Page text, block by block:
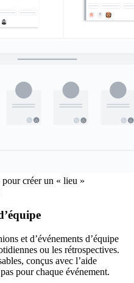
pour créer un « lieu »
et d’événements d’équipe
ou les rétrospectives.
conçus avec l’aide
pour chaque événement.